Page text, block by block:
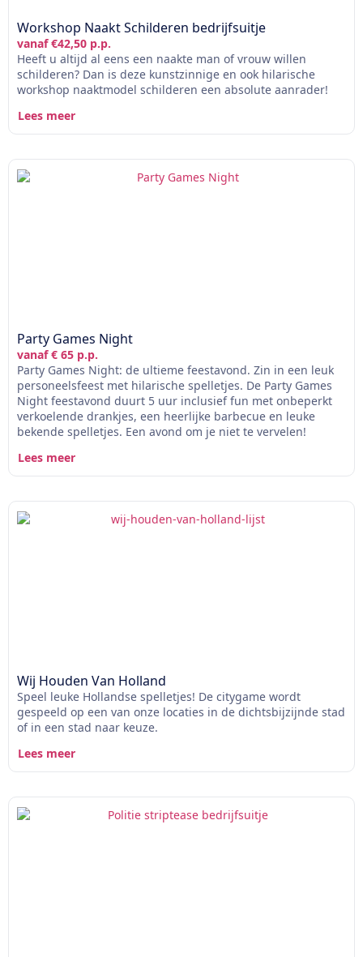
Workshop Naakt Schilderen bedrijfsuitje
vanaf €42,50 p.p.
Heeft u altijd al eens een naakte man of vrouw willen
schilderen? Dan is deze kunstzinnige en ook hilarische
workshop naaktmodel schilderen een absolute aanrader!
Lees meer
Party Games Night
vanaf € 65 p.p.
Party Games Night: de ultieme feestavond. Zin in een leuk
personeelsfeest met hilarische spelletjes. De Party Games
Night feestavond duurt 5 uur inclusief fun met onbeperkt
verkoelende drankjes, een heerlijke barbecue en leuke
bekende spelletjes. Een avond om je niet te vervelen!
Lees meer
Wij Houden Van Holland
Speel leuke Hollandse spelletjes! De citygame wordt
gespeeld op een van onze locaties in de dichtsbijzijnde stad
of in een stad naar keuze.
Lees meer